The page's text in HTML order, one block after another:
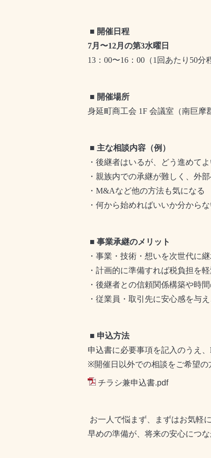
■ 開催日程
7月〜12月の第3水曜日
13 ： 00〜16 ： 00 （1 回あたり 50分
■ 開催場所
身延町商工会 1F 会議室 （南巨
■ 主な相談内容（例）
・後継者はいるが、どう進めて
・親族内での承継が難しく、外
・ M&Aなど他の方法も気になる
・何から始めればいいか分から
■ 事業承継のメリット
・事業・技術・想いを次世代に
・計画的に準備すれば税負担を
・後継者との信頼関係構築や時
・従業員・取引先に安心感を与
■ 申込方法
申込書に必要事項を記入のうえ、
※開催日以外での相談をご希望の
チラシ兼申込書.pdf
お一人で悩まず、まずはお気軽
早めの準備が、将来の安心につな